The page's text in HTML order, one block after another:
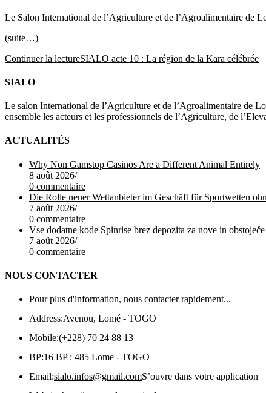
Le Salon International de l’Agriculture et de l’Agroalimentaire de
(suite…)
Continuer la lectureSIALO acte 10 : La région de la Kara célébrée
SIALO
Le salon International de l’Agriculture et de l’Agroalimentaire de
ensemble les acteurs et les professionnels de l’Agriculture, de
ACTUALITÉS
Why Non Gamstop Casinos Are a Different Animal Entirely
8 août 2026/
0 commentaire
Die Rolle neuer Wettanbieter im Geschäft für Sportwetten
7 août 2026/
0 commentaire
7 août 2026/
0 commentaire
NOUS CONTACTER
Pour plus d'information, nous contacter rapidement...
Address:Avenou, Lomé - TOGO
Mobile:(+228) 70 24 88 13
BP:16 BP : 485 Lome - TOGO
Email:sialo.infos@gmail.comS’ouvre dans votre application